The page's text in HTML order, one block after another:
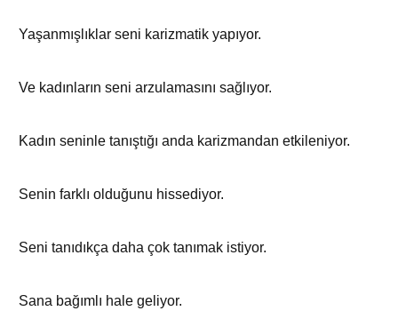
Yaşanmışlıklar seni karizmatik yapıyor.
Ve kadınların seni arzulamasını sağlıyor.
Kadın seninle tanıştığı anda karizmandan etkileniyor.
Senin farklı olduğunu hissediyor.
Seni tanıdıkça daha çok tanımak istiyor.
Sana bağımlı hale geliyor.